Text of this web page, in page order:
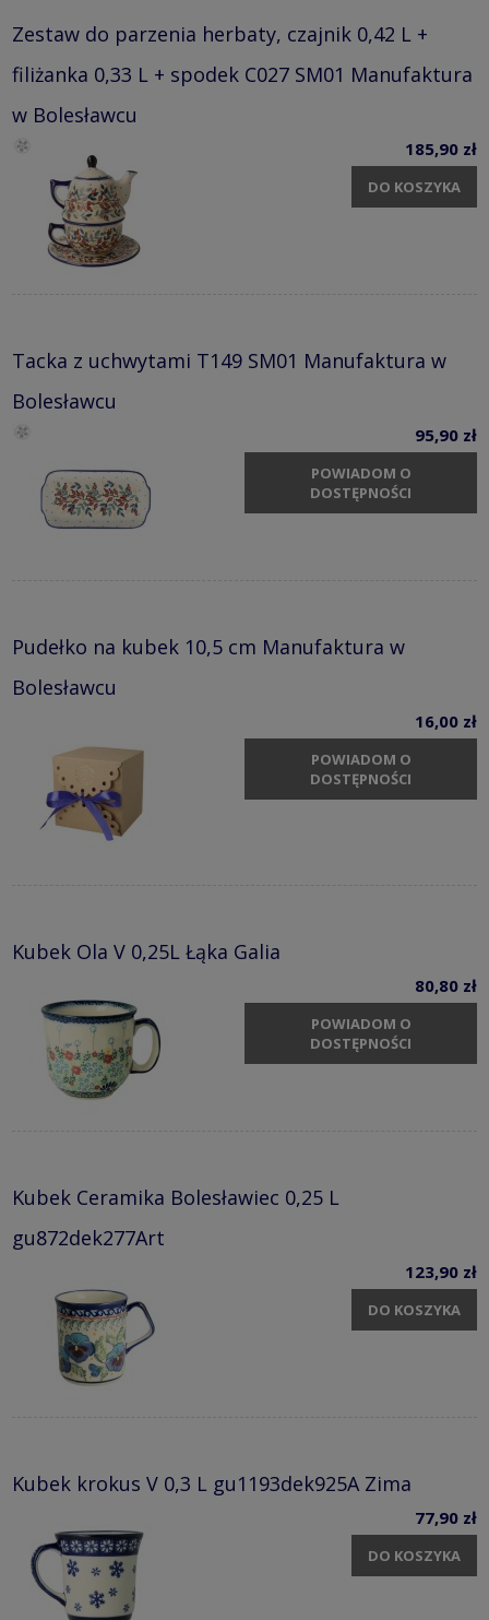
Zestaw do parzenia herbaty, czajnik 0,42 L +
filiżanka 0,33 L + spodek C027 SM01 Manufaktura
w Bolesławcu
185,90 zł
DO KOSZYKA
Tacka z uchwytami T149 SM01 Manufaktura w
Bolesławcu
95,90 zł
POWIADOM O
DOSTĘPNOŚCI
Pudełko na kubek 10,5 cm Manufaktura w
Bolesławcu
16,00 zł
POWIADOM O
DOSTĘPNOŚCI
Kubek Ola V 0,25L Łąka Galia
80,80 zł
POWIADOM O
DOSTĘPNOŚCI
Kubek Ceramika Bolesławiec 0,25 L
gu872dek277Art
123,90 zł
DO KOSZYKA
Kubek krokus V 0,3 L gu1193dek925A Zima
77,90 zł
DO KOSZYKA